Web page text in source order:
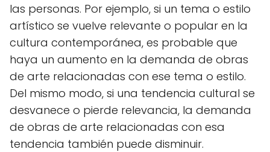
las personas. Por ejemplo, si un tema o estilo
artístico se vuelve relevante o popular en la
cultura contemporánea, es probable que
haya un aumento en la demanda de obras
de arte relacionadas con ese tema o estilo.
Del mismo modo, si una tendencia cultural se
desvanece o pierde relevancia, la demanda
de obras de arte relacionadas con esa
tendencia también puede disminuir.